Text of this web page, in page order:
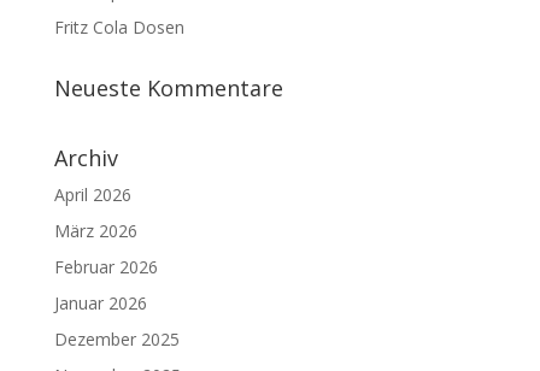
Fritz Cola Dosen
Neueste Kommentare
Archiv
April 2026
März 2026
Februar 2026
Januar 2026
Dezember 2025